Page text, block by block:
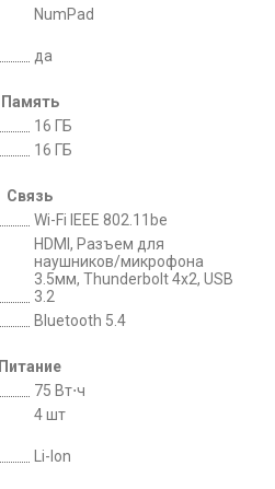
NumPad
да
Память
16 ГБ
16 ГБ
Связь
Wi-Fi IEEE 802.11be
HDMI, Разъем для
наушников/микрофона
3.5мм, Thunderbolt 4x2, USB
3.2
Bluetooth 5.4
Питание
75 Вт⋅ч
4 шт
Li-Ion